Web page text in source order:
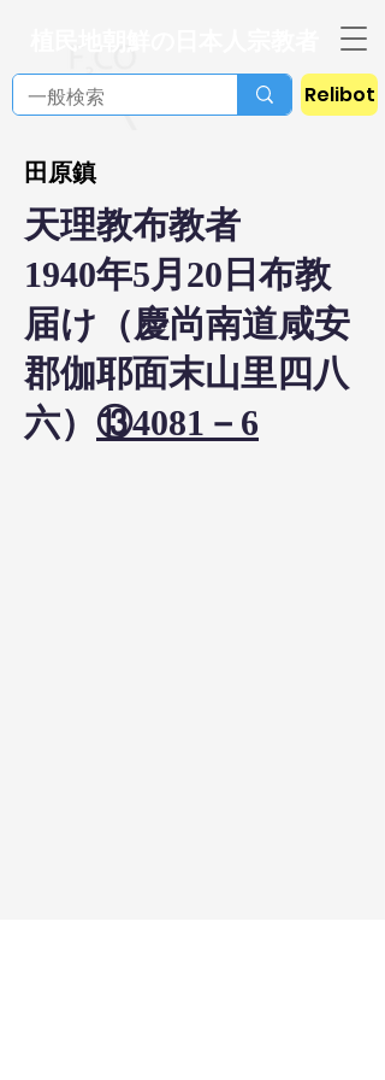
Relibot
田原鎮
天理教布教者
1940年5月20日布教
届け（慶尚南道咸安
郡伽耶面末山里四八
六） ⑬4081－6